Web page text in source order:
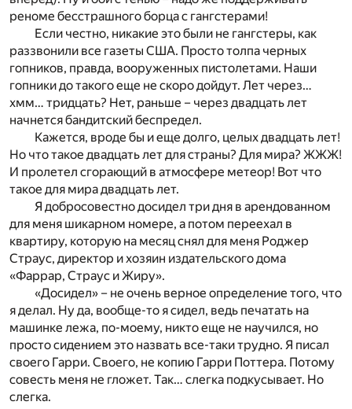
реноме бесстрашного борца с гангстерами!
Если честно, никакие это были не гангстеры, как
раззвонили все газеты США. Просто толпа черных
гопников, правда, вооруженных пистолетами. Наши
гопники до такого еще не скоро дойдут. Лет через…
хмм… тридцать? Нет, раньше – через двадцать лет
начнется бандитский беспредел.
Кажется, вроде бы и еще долго, целых двадцать лет!
Но что такое двадцать лет для страны? Для мира? ЖЖЖ!
И пролетел сгорающий в атмосфере метеор! Вот что
такое для мира двадцать лет.
Я добросовестно досидел три дня в арендованном
для меня шикарном номере, а потом переехал в
квартиру, которую на месяц снял для меня Роджер
Страус, директор и хозяин издательского дома
«Фаррар, Страус и Жиру».
«Досидел» – не очень верное определение того, что
я делал. Ну да, вообще-то я сидел, ведь печатать на
машинке лежа, по-моему, никто еще не научился, но
просто сидением это назвать все-таки трудно. Я писал
своего Гарри. Своего, не копию Гарри Поттера. Потому
совесть меня не гложет. Так… слегка подкусывает. Но
слегка.